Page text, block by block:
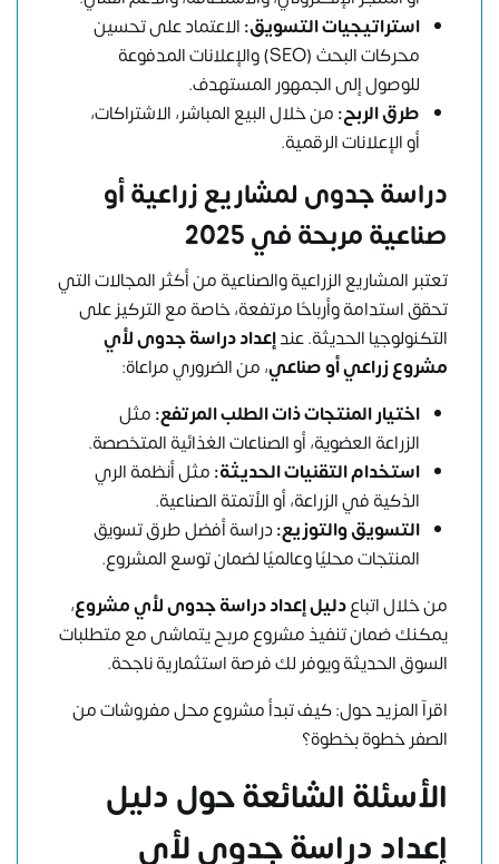
استراتيجيات التسويق:الاعتماد على تحسين
محركات البحث (SEO) والإعلانات المدفوعة
للوصول إلى الجمهور المستهدف.
طرق الربح:من خلال البيع المباشر، الاشتراكات،
أو الإعلانات الرقمية.
دراسة جدوى لمشاريع زراعية أو
صناعية مربحة في 2025
تعتبر المشاريع الزراعية والصناعية من أكثر المجالات التي
تحقق استدامة وأرباحًا مرتفعة، خاصة مع التركيز على
التكنولوجيا الحديثة. عندإعداد دراسة جدوى لأي
مشروع زراعي أو صناعي، من الضروري مراعاة:
اختيار المنتجات ذات الطلب المرتفع:مثل
الزراعة العضوية، أو الصناعات الغذائية المتخصصة.
استخدام التقنيات الحديثة:مثل أنظمة الري
الذكية في الزراعة، أو الأتمتة الصناعية.
التسويق والتوزيع:دراسة أفضل طرق تسويق
المنتجات محليًا وعالميًا لضمان توسع المشروع.
من خلال اتباعدليل إعداد دراسة جدوى لأي مشروع،
يمكنك ضمان تنفيذ مشروع مربح يتماشى مع متطلبات
السوق الحديثة ويوفر لك فرصة استثمارية ناجحة.
اقرآ المزيد حول:كيف تبدأ مشروع محل مفروشات من
الصفر خطوة بخطوة؟
الأسئلة الشائعة حول دليل
إعداد دراسة جدوى لأي